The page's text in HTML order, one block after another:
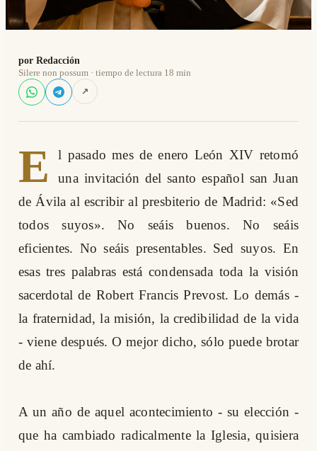
por Redacción
Silere non possum · tiempo de lectura 18 min
↗
E
l pasado mes de enero León XIV retomó
una invitación del santo español san Juan
de Ávila al escribir al presbiterio de Madrid: «Sed
todos suyos». No seáis buenos. No seáis
eficientes. No seáis presentables. Sed suyos. En
esas tres palabras está condensada toda la visión
sacerdotal de Robert Francis Prevost. Lo demás -
la fraternidad, la misión, la credibilidad de la vida
- viene después. O mejor dicho, sólo puede brotar
de ahí.
A un año de aquel acontecimiento - su elección -
que ha cambiado radicalmente la Iglesia, quisiera